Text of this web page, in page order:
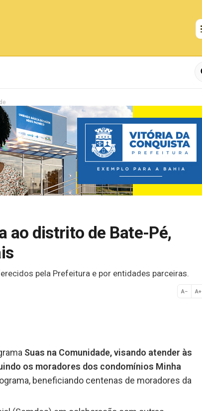
ao distrito de Bate-Pé,
pela Prefeitura e por entidades parceiras.
A− A+
Normal
Suas na Comunidade, visando atender às
os moradores dos condomínios Minha
beneficiando centenas de moradores da